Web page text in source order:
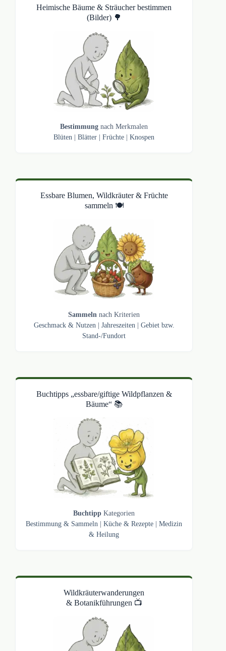
Heimische Bäume & Sträucher bestimmen
(Bilder) 🌳
Bestimmungnach Merkmalen
Blüten |Blätter |Früchte |Knospen
Essbare Blumen, Wildkräuter & Früchte
sammeln 🍽️
Sammelnnach Kriterien
Geschmack & Nutzen| Jahreszeiten| Gebiet bzw.
Stand-/Fundort
Buchtipps „essbare/giftige Wildpflanzen &
Bäume“ 📚
BuchtippKategorien
Bestimmung & Sammeln |Küche & Rezepte |Medizin
& Heilung
Wildkräuterwanderungen
& Botanikführungen 📺